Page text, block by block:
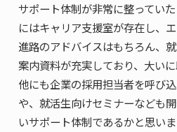
サポート体制が非常に整ってい
にはキャリア支援室が存在し、
進路のアドバイスはもちろん、
案内資料が充実しており、大い
他にも企業の採用担当者を呼び
や、就活生向けセミナーなども
いサポート体制であるかと思い